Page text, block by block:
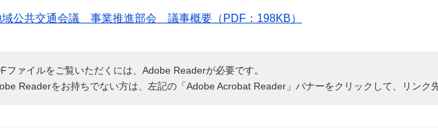
域公共交通会議 事業推進部会 議事概要（PDF：198KB）
ファイルをご覧いただくには、Adobe Readerが必要です。
Readerをお持ちでない方は、左記の「Adobe Acrobat Reader」バナーをクリックして、リンク